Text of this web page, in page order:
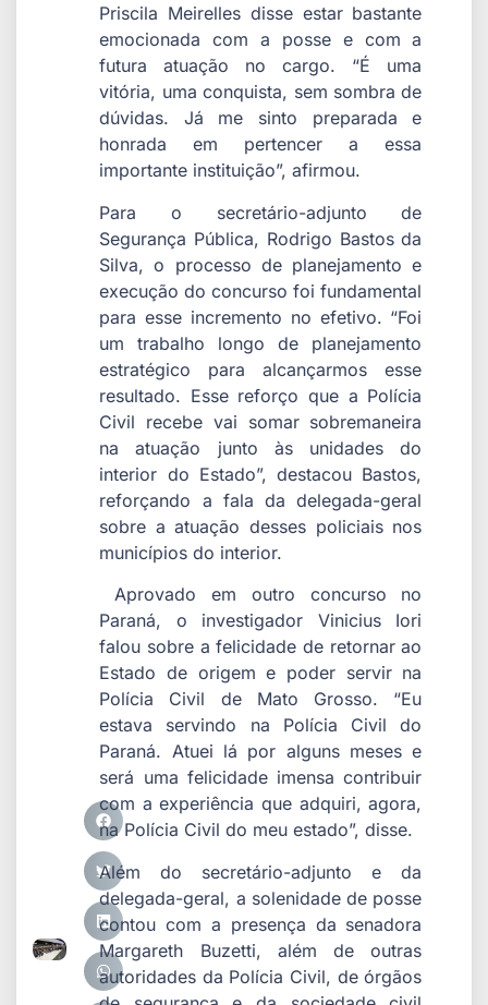
Priscila Meirelles disse estar bastante
emocionada com a posse e com a
futura atuação no cargo. “É uma
vitória, uma conquista, sem sombra de
dúvidas. Já me sinto preparada e
honrada em pertencer a essa
importante instituição”, afirmou.
Para o secretário-adjunto de
Segurança Pública, Rodrigo Bastos da
Silva, o processo de planejamento e
execução do concurso foi fundamental
para esse incremento no efetivo. “Foi
um trabalho longo de planejamento
estratégico para alcançarmos esse
resultado. Esse reforço que a Polícia
Civil recebe vai somar sobremaneira
na atuação junto às unidades do
interior do Estado”, destacou Bastos,
reforçando a fala da delegada-geral
sobre a atuação desses policiais nos
municípios do interior.
Aprovado em outro concurso no
Paraná, o investigador Vinicius Iori
falou sobre a felicidade de retornar ao
Estado de origem e poder servir na
Polícia Civil de Mato Grosso. “Eu
estava servindo na Polícia Civil do
Paraná. Atuei lá por alguns meses e
será uma felicidade imensa contribuir
com a experiência que adquiri, agora,
na Polícia Civil do meu estado”, disse.
Além do secretário-adjunto e da
delegada-geral, a solenidade de posse
contou com a presença da senadora
Margareth Buzetti, além de outras
autoridades da Polícia Civil, de órgãos